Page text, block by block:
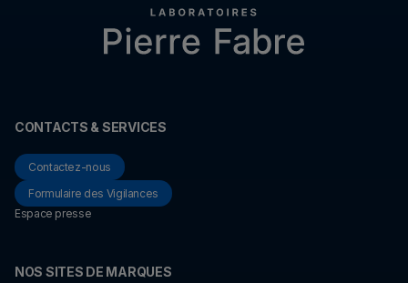
CONTACTS & SERVICES
Contactez-nous
Formulaire des Vigilances
Espace presse
NOS SITES DE MARQUES